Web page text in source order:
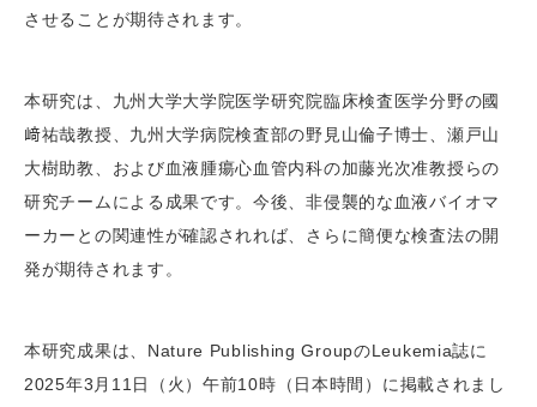
させることが期待されます。
本研究は、九州大学大学院医学研究院臨床検査医学分野の國
﨑祐哉教授、九州大学病院検査部の野見山倫子博士、瀬戸山
大樹助教、および血液腫瘍心血管内科の加藤光次准教授らの
研究チームによる成果です。今後、非侵襲的な血液バイオマ
ーカーとの関連性が確認されれば、さらに簡便な検査法の開
発が期待されます。
本研究成果は、Nature Publishing GroupのLeukemia誌に
2025年3月11日（火）午前10時（日本時間）に掲載されまし